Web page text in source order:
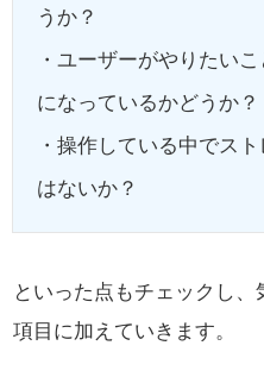
うか？
・ユーザーがやりたい
になっているかどうか？
・操作している中でス
はないか？
といった点もチェックし
項目に加えていきます。